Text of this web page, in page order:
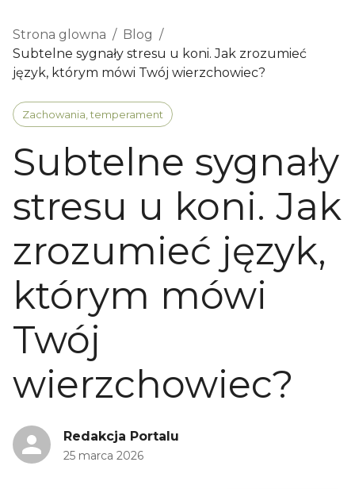
Strona glowna / Blog /
Subtelne sygnały stresu u koni. Jak zrozumieć
język, którym mówi Twój wierzchowiec?
Zachowania, temperament
Subtelne sygnały
stresu u koni. Jak
zrozumieć język,
którym mówi
Twój
wierzchowiec?
Redakcja Portalu
25 marca 2026